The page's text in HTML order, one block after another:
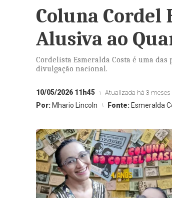
Coluna Cordel
Alusiva ao
Cordelista Esmeralda Costa é uma
divulgação nacional.
10/05/2026 11h45 Atualizada há 3 meses
Por: Mhario Lincoln Fonte: Esmeralda